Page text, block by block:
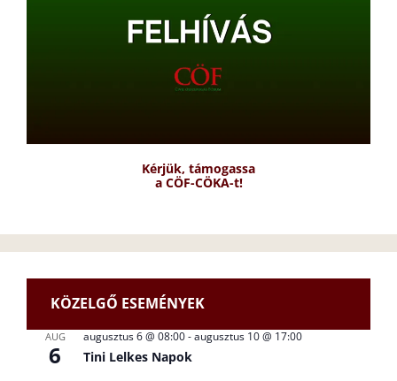
Kérjük, támogassa
a CÖF-CÖKA-t!
KÖZELGŐ ESEMÉNYEK
AUG
6
augusztus 6 @ 08:00-augusztus 10 @ 17:00
Tini Lelkes Napok